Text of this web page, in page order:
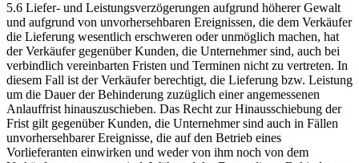
5.6 Liefer- und Leistungsverzögerungen aufgrund höherer Gewalt
und aufgrund von unvorhersehbaren Ereignissen, die dem Verkäufer
die Lieferung wesentlich erschweren oder unmöglich machen, hat
der Verkäufer gegenüber Kunden, die Unternehmer sind, auch bei
verbindlich vereinbarten Fristen und Terminen nicht zu vertreten. In
diesem Fall ist der Verkäufer berechtigt, die Lieferung bzw. Leistung
um die Dauer der Behinderung zuzüglich einer angemessenen
Anlauffrist hinauszuschieben. Das Recht zur Hinausschiebung der
Frist gilt gegenüber Kunden, die Unternehmer sind auch in Fällen
unvorhersehbarer Ereignisse, die auf den Betrieb eines
Vorlieferanten einwirken und weder von ihm noch von dem